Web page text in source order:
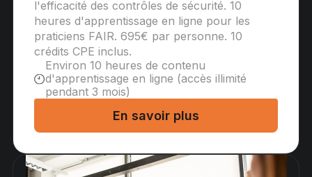
l'efficacité des contrôles de sécurité. 10
heures d'apprentissage en ligne pour les
praticiens FAIR. 695€ par personne. 10
crédits CPE inclus.
Environ 10 heures de contenu
d'apprentissage en ligne (accès illimité
pendant 3 mois)
En savoir plus